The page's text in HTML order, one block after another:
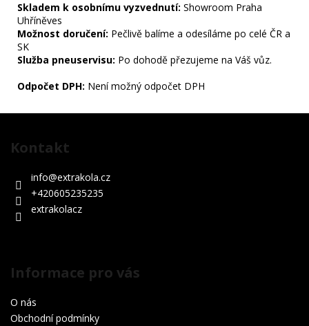
Skladem k osobnímu vyzvednutí: Showroom Praha
Uhříněves
Možnost doručení: Pečlivě balíme a odesíláme po celé ČR a
SK
Služba pneuservisu: Po dohodě přezujeme na Váš vůz.
Odpočet DPH: Není možný odpočet DPH
Kontakt
info@extrakola.cz
+420605235235
extrakolacz
Informace pro vás
O nás
Obchodní podmínky